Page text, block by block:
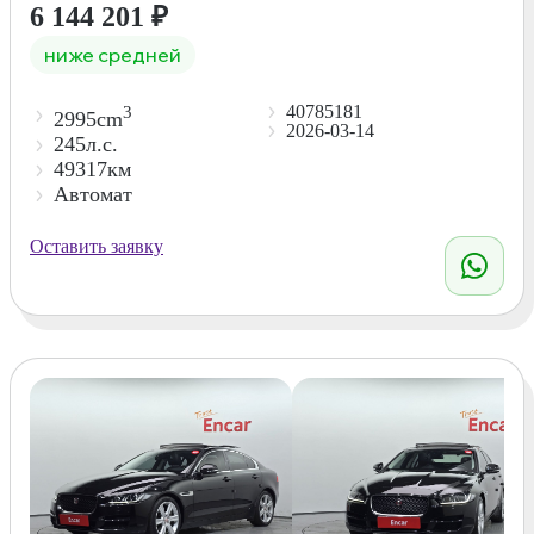
6 144 201 ₽
ниже средней
2995cm3
245л.с.
49317км
Автомат
40785181
2026-03-14
Оставить заявку